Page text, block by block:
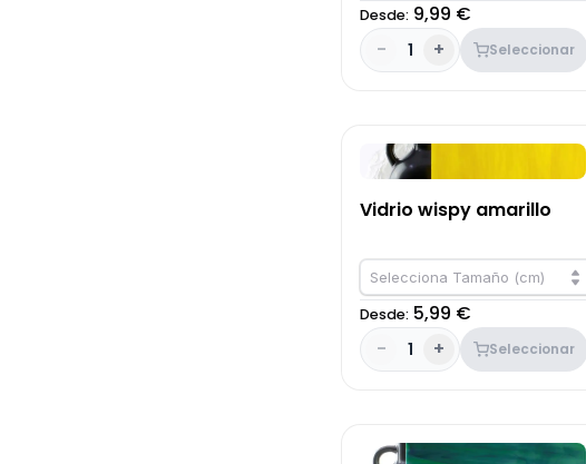
Desde: 9,99 €
-
1 + Seleccionar
Vidrio wispy amarillo
Selecciona Tamaño (cm)
Desde: 5,99 €
-
1 + Seleccionar